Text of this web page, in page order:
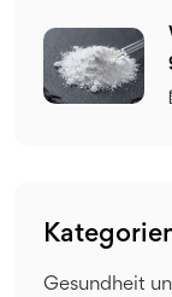
Gesundheit